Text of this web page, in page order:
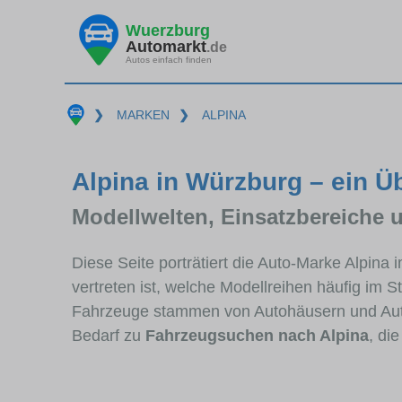
Wuerzburg
Automarkt.de
Autos einfach finden
❯ MARKEN ❯ ALPINA
Alpina in Würzburg – ein
Modellwelten, Einsatzbereiche
Diese Seite porträtiert die Auto-Marke Alpina
vertreten ist, welche Modellreihen häufig im
Fahrzeuge stammen von Autohäusern und
Bedarf zu Fahrzeugsuchen nach Alpina,